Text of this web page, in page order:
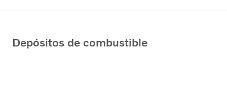
Depósitos de combustible